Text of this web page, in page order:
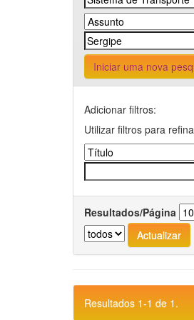
Iniciar uma nova
Adicionar filtros:
Utilizar filtros para
Resultados/Página
Resultados 1-1 de 1.